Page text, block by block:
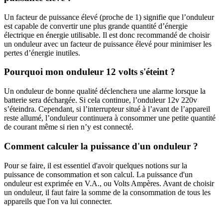
Un facteur de puissance élevé (proche de 1) signifie que l’onduleur
est capable de convertir une plus grande quantité d’énergie
électrique en énergie utilisable. Il est donc recommandé de choisir
un onduleur avec un facteur de puissance élevé pour minimiser les
pertes d’énergie inutiles.
Pourquoi mon onduleur 12 volts s'éteint ?
Un onduleur de bonne qualité déclenchera une alarme lorsque la
batterie sera déchargée. Si cela continue, l’onduleur 12v 220v
s’éteindra. Cependant, si l’interrupteur situé à l’avant de l’appareil
reste allumé, l’onduleur continuera à consommer une petite quantité
de courant même si rien n’y est connecté.
Comment calculer la puissance d'un onduleur ?
Pour se faire, il est essentiel d'avoir quelques notions sur la
puissance de consommation et son calcul. La puissance d'un
onduleur est exprimée en V.A., ou Volts Ampères. Avant de choisir
un onduleur, il faut faire la somme de la consommation de tous les
appareils que l'on va lui connecter.